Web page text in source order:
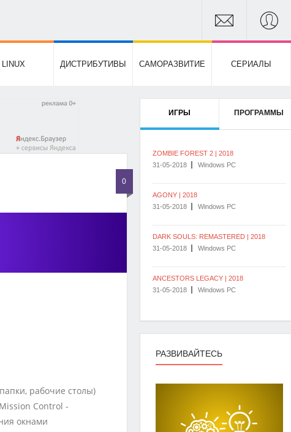
LINUX ДИСТРИБУТИВЫ САМОРАЗВИТИЕ СЕРИАЛЫ
0
рабочие столы)
Control -
окнами
ИГРЫ ПРОГРАММЫ
ZOMBIE FOREST 2 | 2018
31-05-2018
Windows PC
AGONY | 2018
31-05-2018
Windows PC
DARK SOULS: REMASTERED | 2018
31-05-2018
Windows PC
ANCESTORS LEGACY | 2018
31-05-2018
Windows PC
РАЗВИВАЙТЕСЬ